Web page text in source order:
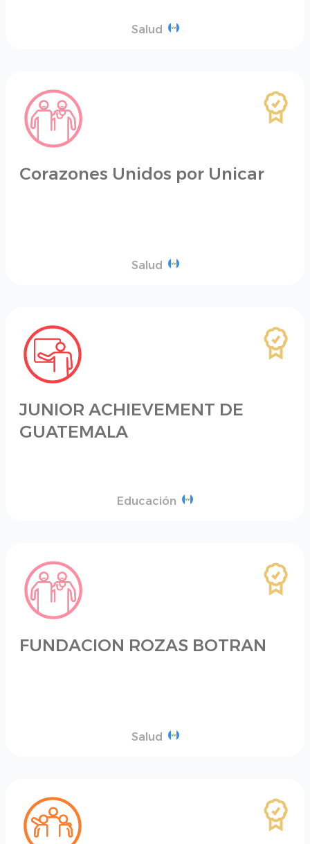
Salud
Corazones Unidos por Unicar
Salud
JUNIOR ACHIEVEMENT DE
GUATEMALA
Educación
FUNDACION ROZAS BOTRAN
Salud